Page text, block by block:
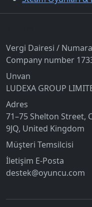
Vergi Dairesi /
Company number
Unvan
LUDEXA GROUP
Adres
71–75 Shelton Street,
9JQ, United Kingdom
Müşteri Temsilcisi
İletişim E-Posta
destek@oyuncu.com